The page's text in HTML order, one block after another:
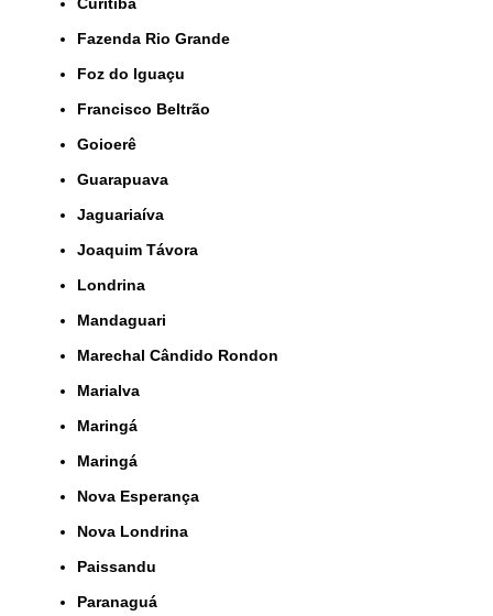
Fazenda Rio Grande
Foz do Iguaçu
Francisco Beltrão
Goioerê
Guarapuava
Jaguariaíva
Joaquim Távora
Londrina
Mandaguari
Marechal Cândido Rondon
Marialva
Maringá
Maringá
Nova Esperança
Nova Londrina
Paissandu
Paranaguá